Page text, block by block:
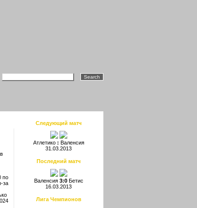
по
за
Следующий матч
Атлетико: Валенсия
31.03.2013
Последний матч
Валенсия3:0 Бетис
16.03.2013
Лига Чемпионов